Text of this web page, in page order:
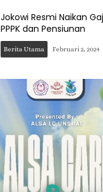
Jokowi Resmi Naikan
PPPK dan Pensiunan
Berita Utama Februari 2, 2024